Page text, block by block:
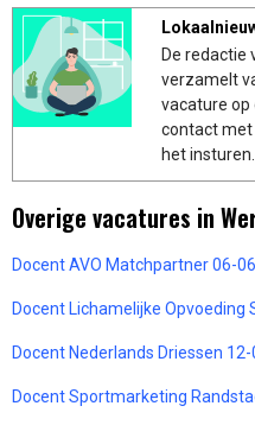
De redactie
verzamelt
vacature op
contact met
het insturen.
Overige vacatures in
Docent AVO Matchpartner 06-
Docent Lichamelijke
Docent Nederlands Driessen
Docent Sportmarketing